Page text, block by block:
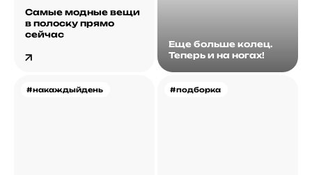
Самые модные вещи
в полоску прямо
сейчас
Еще больше колец.
Теперь и на ногах!
#накаждыйдень #подборка